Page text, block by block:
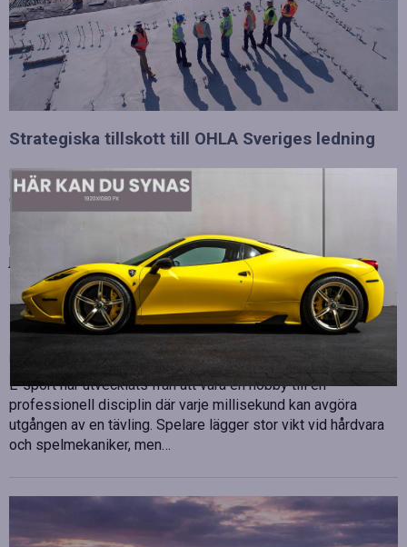
Strategiska tillskott till OHLA Sveriges ledning
Publiceradjuli 10, 2026
OHLA Sverige stärker sin ledningsgrupp genom att anställa
biträdande ekonomichef. Båda började sina nya tjänster den 1
juni 2026 och kommer att…
Betydelsen av snabb internetanslutning för e-
sport
E-sport har utvecklats från att vara en hobby till en
professionell disciplin där varje millisekund kan avgöra
utgången av en tävling. Spelare lägger stor vikt vid hårdvara
och spelmekaniker, men…